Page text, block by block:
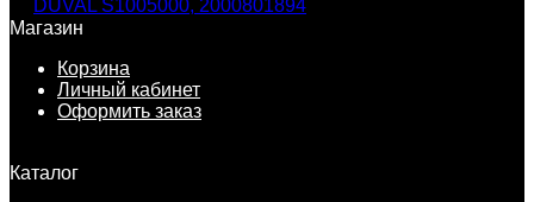
Магазин
Корзина
Личный кабинет
Оформить заказ
Каталог